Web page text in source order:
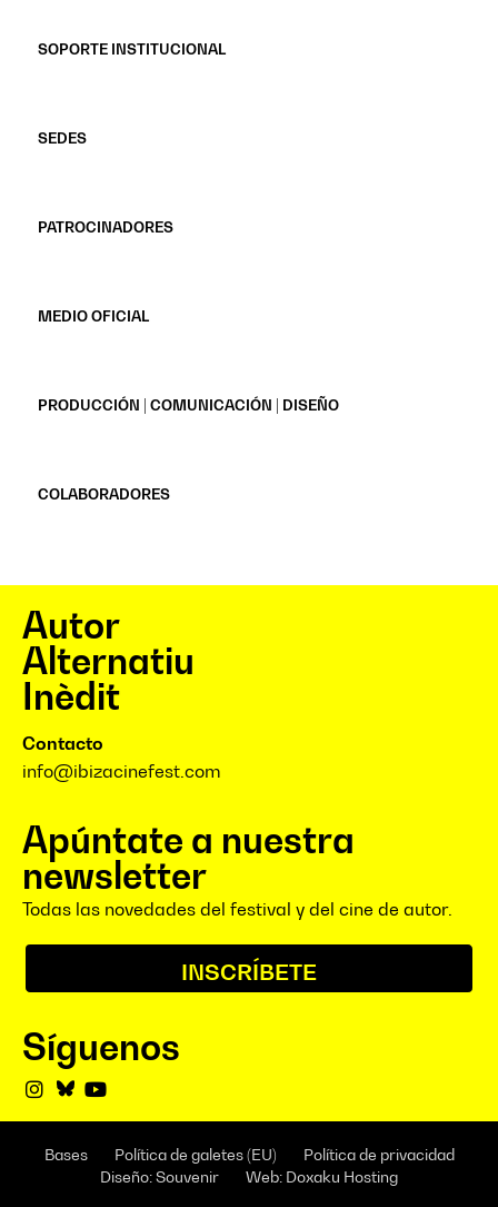
SOPORTE INSTITUCIONAL
SEDES
PATROCINADORES
MEDIO OFICIAL
PRODUCCIÓN | COMUNICACIÓN | DISEÑO
COLABORADORES
Autor
Alternatiu
Inèdit
Contacto
info@ibizacinefest.com
Apúntate a nuestra
newsletter
Todas las novedades del festival y del cine de autor.
INSCRÍBETE
Síguenos
Bases Política de galetes (EU)
Política de privacidad
Diseño: Souvenir
Web: Doxaku Hosting